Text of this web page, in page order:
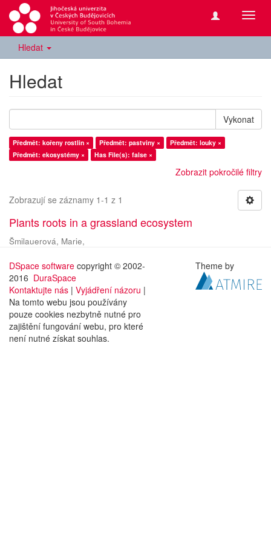
Hledat
Hledat
Vykonat
Předmět: kořeny rostlin × Předmět: pastviny ×
Předmět: louky ×
Předmět: ekosystémy ×
Has File(s): false ×
Zobrazit pokročilé filtry
Zobrazují se záznamy 1-1 z 1
Plants roots in a grassland ecosystem
Šmilauerová, Marie,
DSpace software copyright © 2002-
2016 DuraSpace
Kontaktujte nás | Vyjádření názoru |
Na tomto webu jsou používány
pouze cookies nezbytně nutné pro
zajištění fungování webu, pro které
není nutné získat souhlas.
Theme by